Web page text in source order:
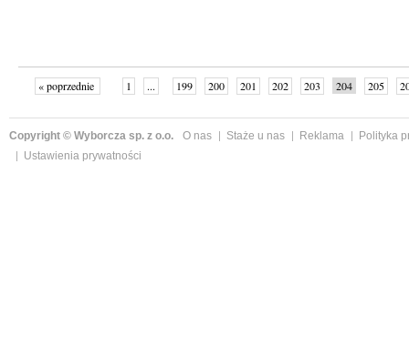
« poprzednie 1 ... 199 200 201 202 203 204 205
Copyright © Wyborcza sp. z o.o. O nas Staże u nas Reklama
Polityka
Ustawienia prywatności